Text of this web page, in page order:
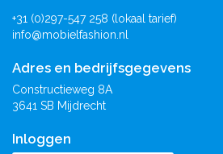
+31 (0)297-547 258 (lokaal tarief)
info@mobielfashion.nl
Adres en bedrijfsgegevens
Constructieweg 8A
3641 SB Mijdrecht
Inloggen